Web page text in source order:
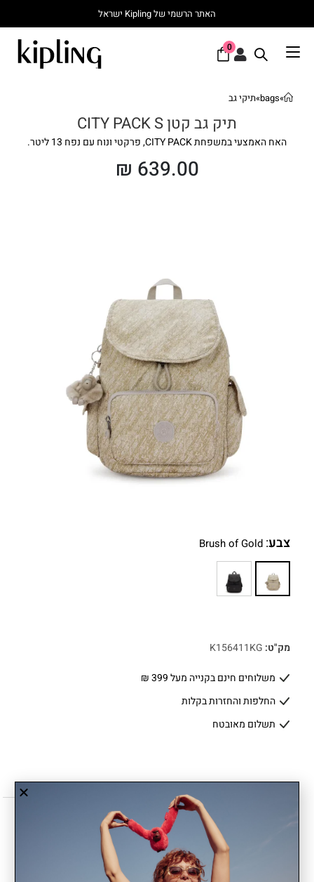
האתר הרשמי של Kipling ישראל
0
»
bags
»תיקי גב
תיק גב קטן CITY PACK S
האח האמצעי במשפחת CITY PACK, פרקטי ונוח עם נפח 13 ליטר.
₪ 639.00
צבע:
Brush of Gold
מק"ט: K156411KG
משלוחים חינם בקנייה מעל 399 ₪
החלפות והחזרות בקלות
תשלום מאובטח
תיאור
יתרונות